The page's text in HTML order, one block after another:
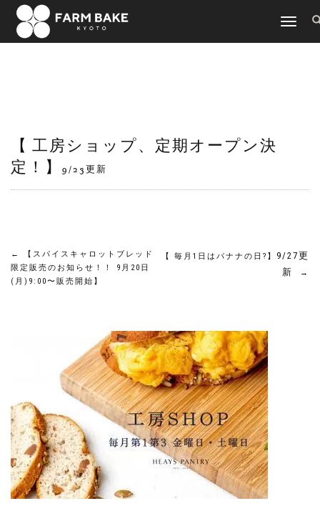
TOGGLE
【 工房ショップ、定期オープン決
定！】
9/23更新
←
【スパイスキャロットブレッド
限定販売のお知らせ！！ 9月20日
(月)9:00〜販売開始】
【 毎月1日はバナナの日?】 9/27更
新
→